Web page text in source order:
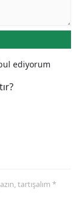
ediyorum
tartışalım *